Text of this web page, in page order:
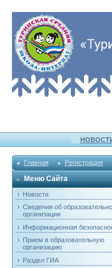
Главная Регистрация
Меню Сайта
Новости
Сведения об
организации
Информационная
Прием в образовательную
организацию
Раздел ГИА